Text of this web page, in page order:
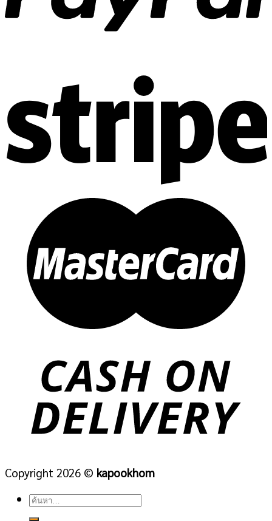
Copyright 2026 © kapookhom
ค้นหา: